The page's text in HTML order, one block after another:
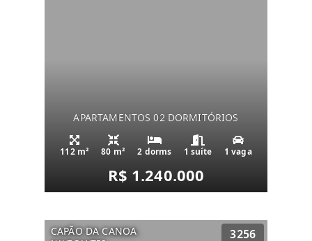
APARTAMENTOS 02 DORMITÓRIOS
112 m² 80 m² 2 dorms 1 suíte 1 vaga
R$ 1.240.000
CAPÃO DA CANOA 3256